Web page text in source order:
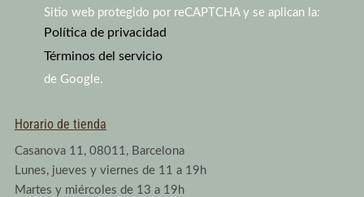
s u
t
u
b
n
k
e
d
Sitio web protegido por reCAPTCHA y se aplican la:
Política de privacidad
Términos del servicio
de Google.
Horario de tienda
Casanova 11, 08011, Barcelona
Lunes, jueves y viernes de 11 a 19h
Martes y miércoles de 13 a 19h